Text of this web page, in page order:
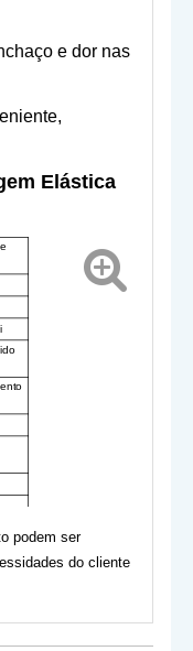
e dor nas
Elástica
podem ser
do cliente